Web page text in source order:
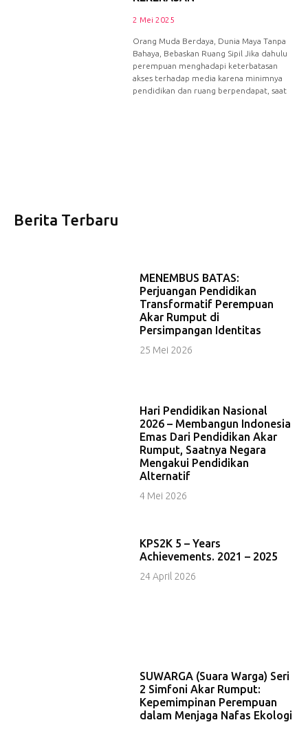
2 Mei 2025
Orang Muda Berdaya, Dunia Maya Tanpa
Bahaya, Bebaskan Ruang Sipil Jika dahulu
perempuan menghadapi keterbatasan
akses terhadap media karena minimnya
pendidikan dan ruang berpendapat, saat
Berita Terbaru
MENEMBUS BATAS:
Perjuangan Pendidikan
Transformatif Perempuan
Akar Rumput di
Persimpangan Identitas
25 Mei 2026
Hari Pendidikan Nasional
2026 – Membangun Indonesia
Emas Dari Pendidikan Akar
Rumput, Saatnya Negara
Mengakui Pendidikan
Alternatif
4 Mei 2026
KPS2K 5 – Years
Achievements. 2021 – 2025
24 April 2026
SUWARGA (Suara Warga) Seri
2 Simfoni Akar Rumput:
Kepemimpinan Perempuan
dalam Menjaga Nafas Ekologi